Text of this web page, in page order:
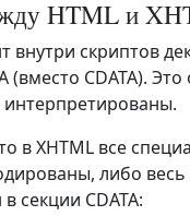
HTML и
внутри скриптов
(вместо CDATA). Это
интерпретированы.
в XHTML все
либо весь
секции CDATA: